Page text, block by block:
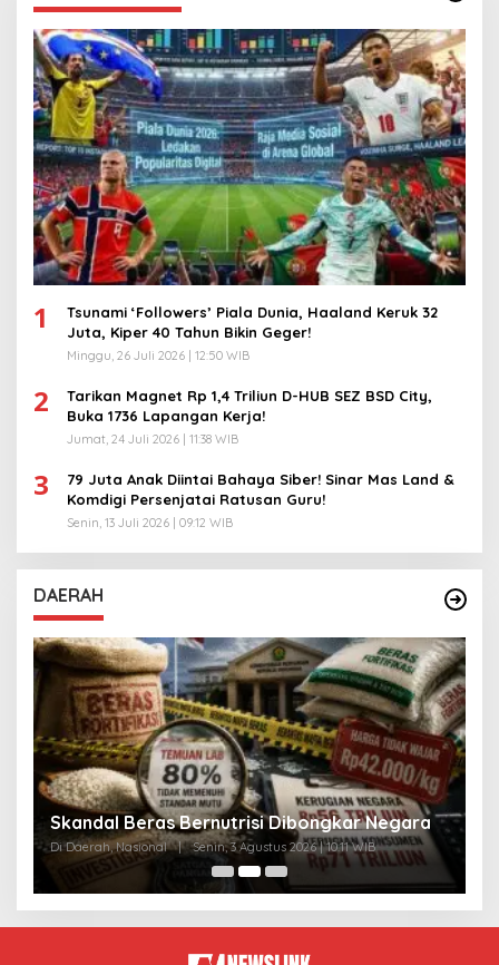
1
Tsunami ‘Followers’ Piala Dunia, Haaland Keruk 32
Juta, Kiper 40 Tahun Bikin Geger!
Minggu, 26 Juli 2026 | 12:50 WIB
2
Tarikan Magnet Rp 1,4 Triliun D-HUB SEZ BSD City,
Buka 1736 Lapangan Kerja!
Jumat, 24 Juli 2026 | 11:38 WIB
3
79 Juta Anak Diintai Bahaya Siber! Sinar Mas Land &
Komdigi Persenjatai Ratusan Guru!
Senin, 13 Juli 2026 | 09:12 WIB
DAERAH
Skandal Beras Bernutrisi Dibongkar Negara
Di Daerah, Nasional | Senin, 3 Agustus 2026 | 10:11 WIB